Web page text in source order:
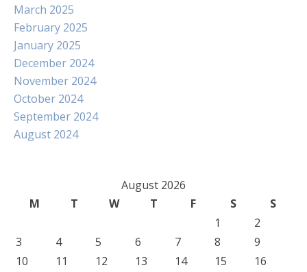
March 2025
February 2025
January 2025
December 2024
November 2024
October 2024
September 2024
August 2024
August 2026
M
T W T F S
S
1
2
3
4 5 6 7 8
9
10
11 12 13 14 15
16